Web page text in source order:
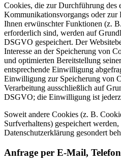
Cookies, die zur Durchführung des
Kommunikationsvorgangs oder zur
Ihnen erwünschter Funktionen (z.
erforderlich sind, werden auf
DSGVO gespeichert. Der
Interesse an der Speicherung von
und optimierten Bereitstellung
entsprechende Einwilligung
Einwilligung zur Speicherung von
Verarbeitung ausschließlich auf
DSGVO; die Einwilligung ist
Soweit andere Cookies (z. B.
Surfverhaltens) gespeichert
Datenschutzerklärung gesondert
Anfrage per E-Mail,